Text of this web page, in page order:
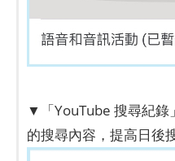
▼「YouTube 搜尋紀錄
的搜尋內容，提高日後